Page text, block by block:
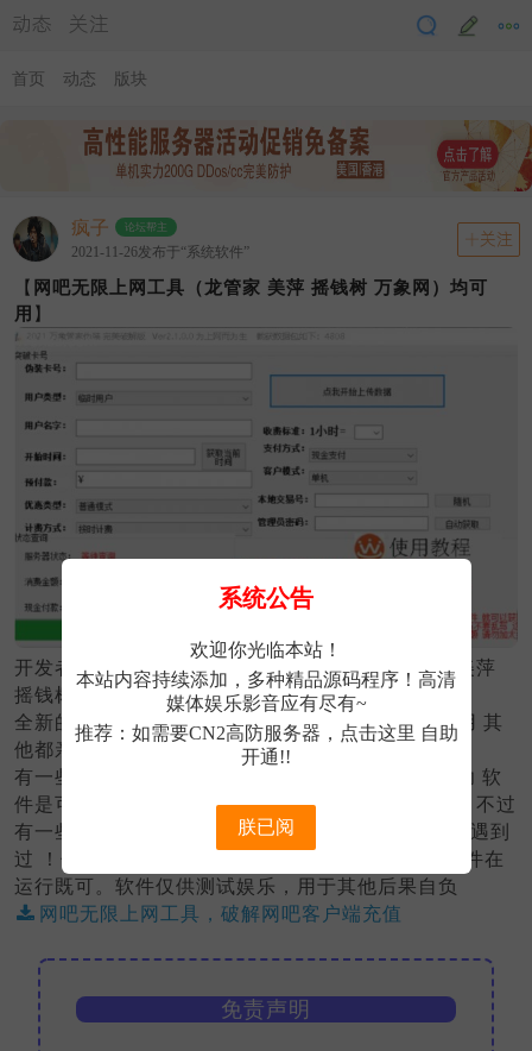
系统公告
欢迎你光临本站！
本站内容持续添加，多种精品源码程序！高清
媒体娱乐影音应有尽有~
推荐：如需要CN2高防服务器， 点击这里 自助
开通!!
朕已阅
动态 关注
首页 动态 版块
疯子 论坛帮主
2021-11-26发布于“系统软件”
关注
【 网吧无限上网工具（龙管家 美萍 摇钱树 万象网）均可
用 】
开发者亲测支持这些客户端百果树 嘟嘟牛 龙管家 美萍
摇钱树 万象
全新的2.0版本 用了十多家网咖 也就一两家不可以用 其
他都亲测可以用
有一些网咖有语音播报 说什么xxx充值多少激活成功 软
件是可以自动屏蔽的 局域修改数据 不通过语音系统 不过
有一些网吧系统比较厉害 屏蔽不了 不过目前还没有遇到
过 ！使用软件因易语言开发，报毒！请关闭杀毒软件在
运行既可。软件仅供测试娱乐，用于其他后果自负
网吧无限上网工具，破解网吧客户端充值
免责声明